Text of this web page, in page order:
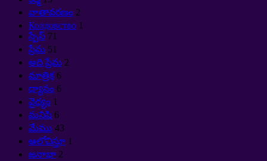
వాతావరణం 2
Колдовство 1
స్పేస్ 71
ప్రేమ 51
అది ప్రేమ 2
మాత్రిక 6
ధ్యానం 6
వైద్యం 1
మనిషి 6
మేము 43
ఆలోచిస్తూ 1
జనాభా 2